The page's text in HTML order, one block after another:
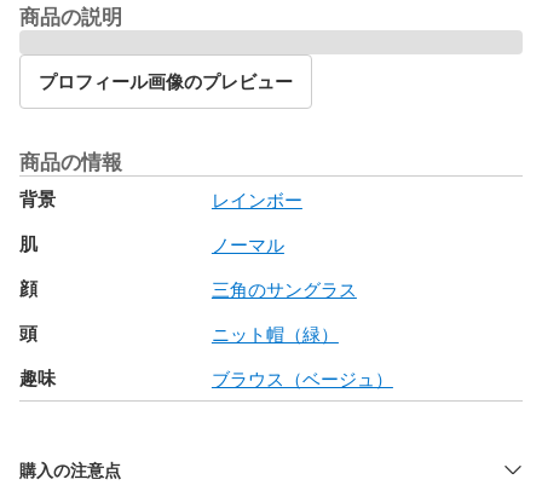
商品の説明
プロフィール画像のプレビュー
商品の情報
背景 レインボー
肌 ノーマル
顔 三角のサングラス
頭 ニット帽（緑）
趣味 ブラウス（ベージュ）
購入の注意点